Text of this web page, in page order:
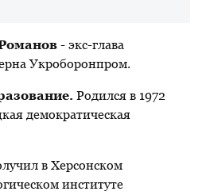
- экс-глава
Укроборонпром.
Родился в 1972
демократическая
в Херсонском
институте